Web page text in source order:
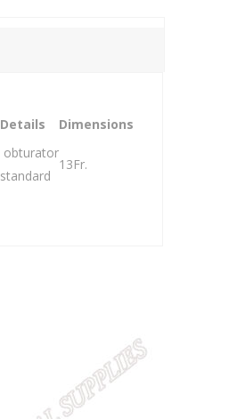
Details Dimensions
obturator
standard
13Fr.